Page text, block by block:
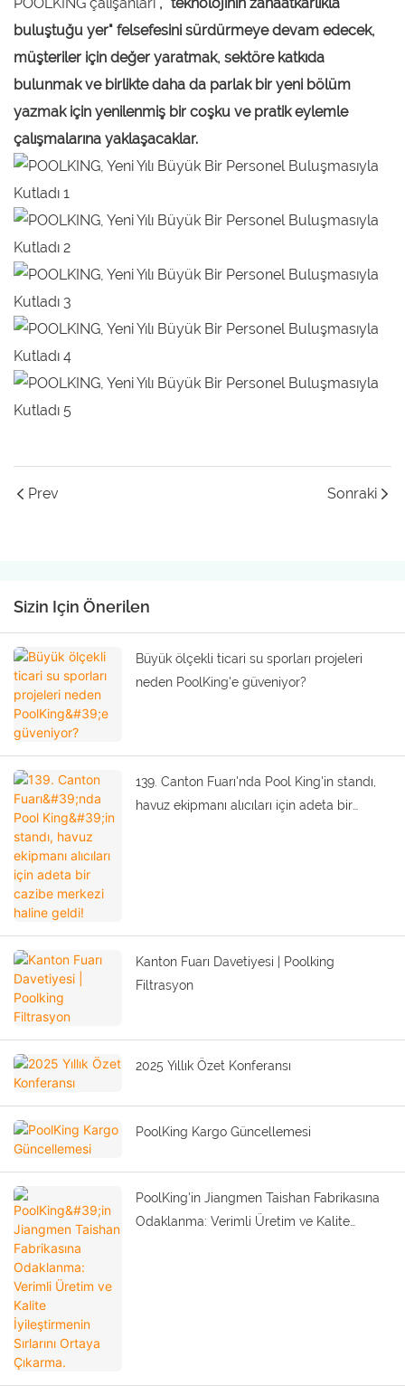
buluştuğu yer" felsefesini sürdürmeye devam edecek,
müşteriler için değer yaratmak, sektöre katkıda
bulunmak ve birlikte daha da parlak bir yeni bölüm
yazmak için yenilenmiş bir coşku ve pratik eylemle
çalışmalarına yaklaşacaklar.
Prev Sonraki
Sizin Için Önerilen
Büyük ölçekli ticari su sporları projeleri
neden PoolKing'e güveniyor?
139. Canton Fuarı'nda Pool King'in standı,
havuz ekipmanı alıcıları için adeta bir
Kanton Fuarı Davetiyesi | Poolking
Filtrasyon
2025 Yıllık Özet Konferansı
PoolKing Kargo Güncellemesi
PoolKing'in Jiangmen Taishan Fabrikasına
Odaklanma: Verimli Üretim ve Kalite